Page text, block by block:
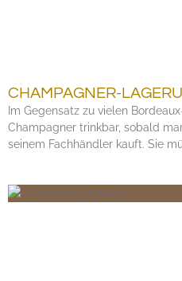
CHAMPAGNER-
Im Gegensatz zu vielen
Champagner trinkbar, sobald
seinem Fachhändler kauft. Sie